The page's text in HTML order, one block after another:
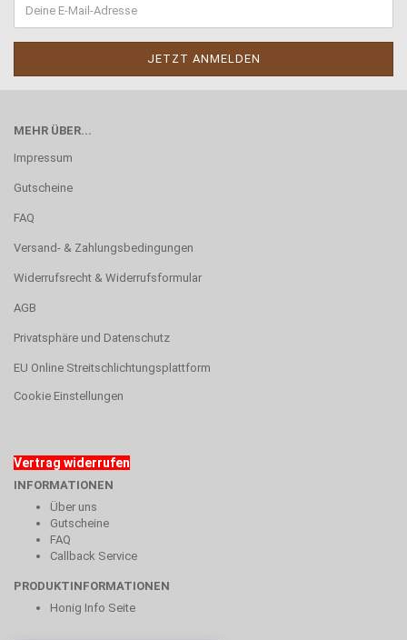
MEHR ÜBER...
Impressum
Gutscheine
FAQ
Versand- & Zahlungsbedingungen
Widerrufsrecht & Widerrufsformular
AGB
Privatsphäre und Datenschutz
EU Online Streitschlichtungsplattform
Cookie Einstellungen
Vertrag widerrufen
INFORMATIONEN
Über uns
Gutscheine
FAQ
Callback Service
PRODUKTINFORMATIONEN
Honig Info Seite